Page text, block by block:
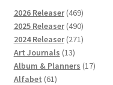
2026 Releaser 469469
produkter
2025 Releaser 490490
produkter
2024 Releaser 271271
Art Journals 1313
produkter
Album & Planners 1717
Alfabet 6161